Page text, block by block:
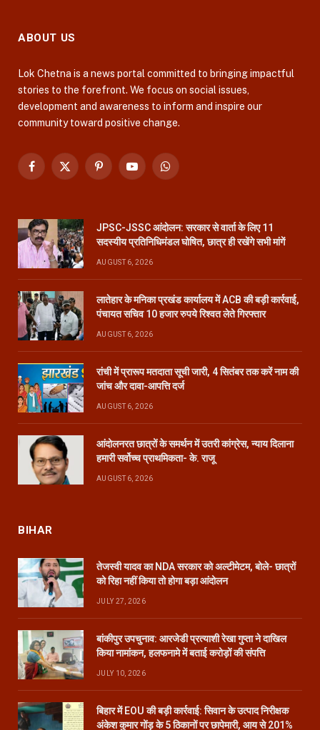
ABOUT US
Lok Chetna is a news portal committed to bringing impactful
stories to the forefront. We focus on social issues,
development and awareness to inform and inspire our
community toward positive change.
Facebook
X
PinterestYouTubeWhatsApp
JPSC-JSSC आंदोलन: सरकार से वार्ता के लिए 11
सदस्यीय प्रतिनिधिमंडल घोषित, छात्र ही रखेंगे सभी मांगें
AUGUST 6, 2026
लातेहार के मनिका प्रखंड कार्यालय में ACB की बड़ी कार्रवाई,
पंचायत सचिव 10 हजार रुपये रिश्वत लेते गिरफ्तार
AUGUST 6, 2026
रांची में प्रारूप मतदाता सूची जारी, 4 सितंबर तक करें नाम की
जांच और दावा-आपत्ति दर्ज
AUGUST 6, 2026
आंदोलनरत छात्रों के समर्थन में उतरी कांग्रेस, न्याय दिलाना
हमारी सर्वोच्च प्राथमिकता- के. राजू
AUGUST 6, 2026
BIHAR
तेजस्वी यादव का NDA सरकार को अल्टीमेटम, बोले- छात्रों
को रिहा नहीं किया तो होगा बड़ा आंदोलन
JULY 27, 2026
बांकीपुर उपचुनाव: आरजेडी प्रत्याशी रेखा गुप्ता ने दाखिल
किया नामांकन, हलफनामे में बताई करोड़ों की संपत्ति
JULY 10, 2026
बिहार में EOU की बड़ी कार्रवाई: सिवान के उत्पाद निरीक्षक
अंकेश कुमार गोंड़ के 5 ठिकानों पर छापेमारी, आय से 201%